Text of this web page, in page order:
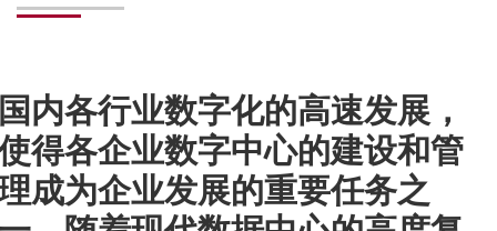
内各行业数字化的高速发展，
得各企业数字中心的建设和管
成为企业发展的重要任务之